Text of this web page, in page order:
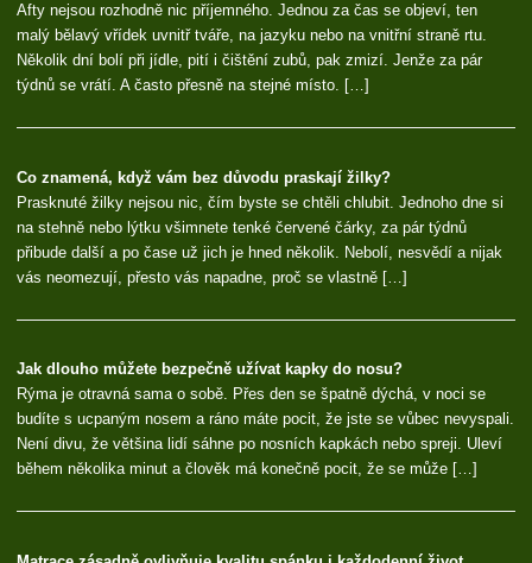
Afty nejsou rozhodně nic příjemného. Jednou za čas se objeví, ten
malý bělavý vřídek uvnitř tváře, na jazyku nebo na vnitřní straně rtu.
Několik dní bolí při jídle, pití i čištění zubů, pak zmizí. Jenže za pár
týdnů se vrátí. A často přesně na stejné místo. […]
Co znamená, když vám bez důvodu praskají žilky?
Prasknuté žilky nejsou nic, čím byste se chtěli chlubit. Jednoho dne si
na stehně nebo lýtku všimnete tenké červené čárky, za pár týdnů
přibude další a po čase už jich je hned několik. Nebolí, nesvědí a nijak
vás neomezují, přesto vás napadne, proč se vlastně […]
Jak dlouho můžete bezpečně užívat kapky do nosu?
Rýma je otravná sama o sobě. Přes den se špatně dýchá, v noci se
budíte s ucpaným nosem a ráno máte pocit, že jste se vůbec nevyspali.
Není divu, že většina lidí sáhne po nosních kapkách nebo spreji. Uleví
během několika minut a člověk má konečně pocit, že se může […]